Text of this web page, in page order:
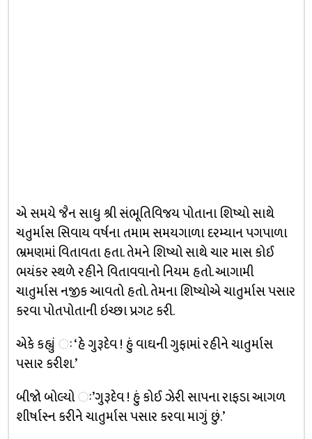
એ સમયે જૈન સાધુ શ્રી સંભૂતિવિજય પોતાના શિષ્યો સાથે
ચતુર્માસ સિવાય વર્ષના તમામ સમયગાળા દરમ્યાન પગપાળા
ભ્રમણમાં વિતાવતા હતા. તેમને શિષ્યો સાથે ચાર માસ કોઈ
ભયંકર સ્થળે રહીને વિતાવવાનો નિયમ હતો. આગામી
ચાતુર્માસ નજીક આવતો હતો. તેમના શિષ્યોએ ચાતુર્માસ પસાર
કરવા પોતપોતાની ઇચ્છા પ્રગટ કરી.
એકે કહ્યું ઃ ‘હે ગુરૂદેવ ! હું વાઘની ગુફામાં રહીને ચાતુર્માસ
પસાર કરીશ.’
બીજો બોલ્યો ઃ’ગુરૂદેવ ! હું કોઈ ઝેરી સાપના રાફડા આગળ
શીર્ષાસ્ન કરીને ચાતુર્માસ પસાર કરવા માગું છું.’